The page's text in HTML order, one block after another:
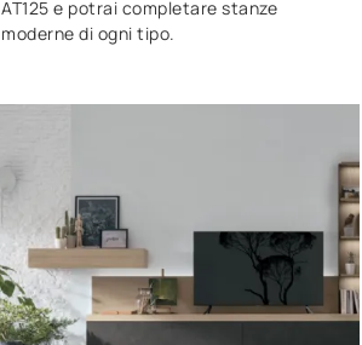
AT125 e potrai completare stanze
moderne di ogni tipo.